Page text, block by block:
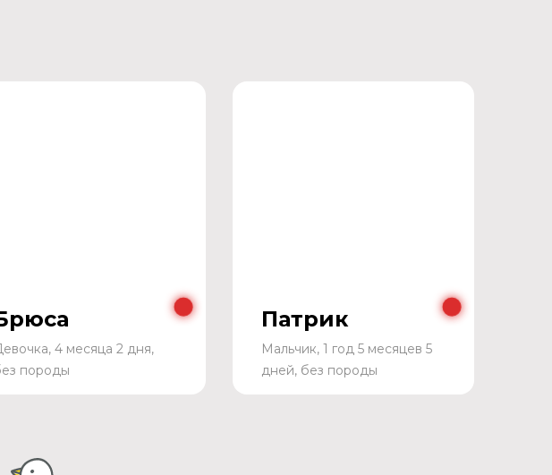
4 месяца 2 дня,
породы
Патрик
Мальчик, 1 год 5 месяцев 5
дней, без породы